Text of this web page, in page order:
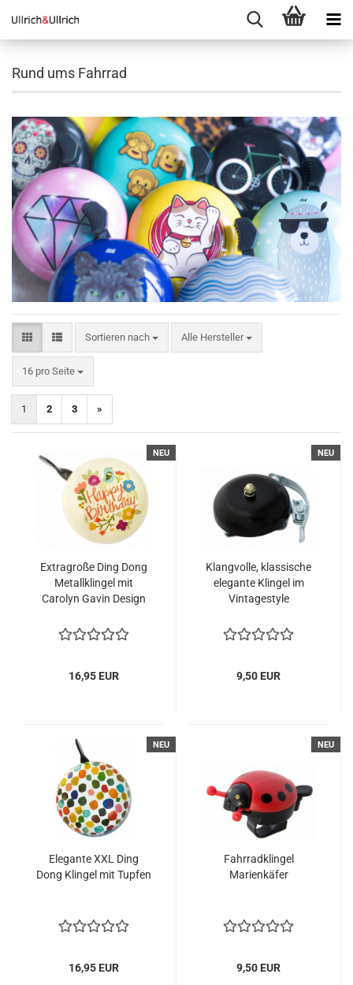
Rund ums Fahrrad
Sortieren nach
Sortieren nach Alle Hersteller
16 pro Seite
pro Seite
1 2 3 »
NEU
Extragroße Ding Dong
Metallklingel mit
Carolyn Gavin Design
16,95 EUR
NEU
Klangvolle, klassische
elegante Klingel im
Vintagestyle
9,50 EUR
NEU
Elegante XXL Ding
Dong Klingel mit Tupfen
16,95 EUR
NEU
Fahrradklingel
Marienkäfer
9,50 EUR